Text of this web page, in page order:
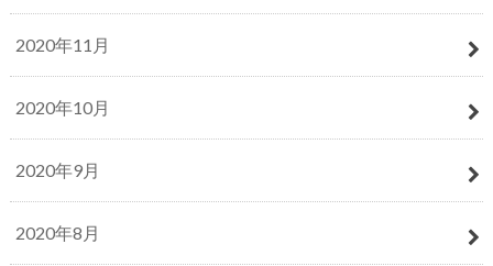
2020年11月
2020年10月
2020年9月
2020年8月